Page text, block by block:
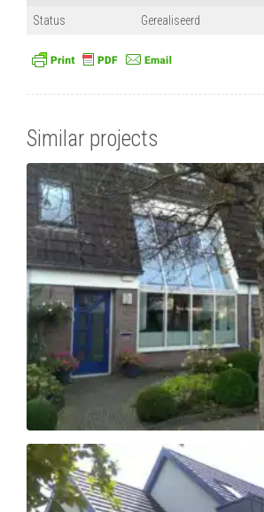
Status
Gerealiseerd
Similar projects